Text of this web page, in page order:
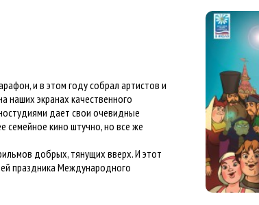
и в этом году собрал артистов и
наших экранах качественного
дает свои очевидные
семейное кино штучно, но все же
добрых, тянущих вверх. И этот
праздника Международного